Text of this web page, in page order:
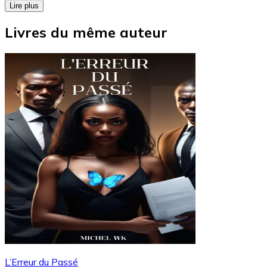
Lire plus
Livres du même auteur
L’Erreur du Passé